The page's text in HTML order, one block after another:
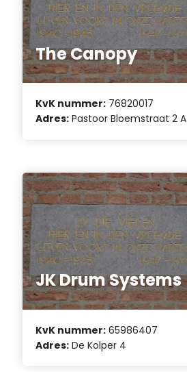
The Canopy
KvK nummer: 76820017
Adres: Pastoor Bloemstraat 2 A
JK Drum Systems
KvK nummer: 65986407
Adres: De Kolper 4